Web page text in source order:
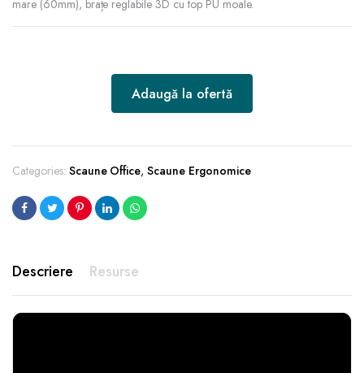
mare (60mm), brațe reglabile 3D cu top PU moale.
Adaugă la ofertă
Categories: Scaune Office,Scaune Ergonomice
Resurse
Descriere